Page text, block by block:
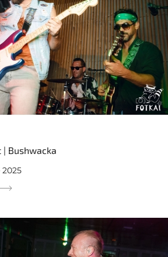
| Bushwacka